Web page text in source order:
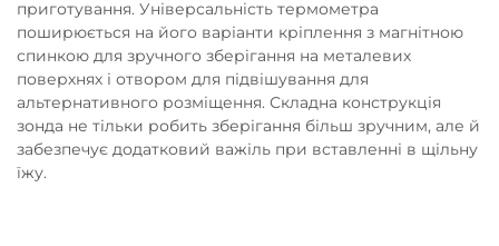
приготування. Універсальність термометра
поширюється на його варіанти кріплення з магнітною
спинкою для зручного зберігання на металевих
поверхнях і отвором для підвішування для
альтернативного розміщення. Складна конструкція
зонда не тільки робить зберігання більш зручним, але й
забезпечує додатковий важіль при вставленні в щільну
їжу.